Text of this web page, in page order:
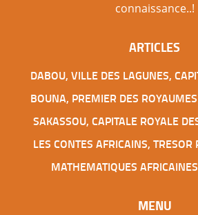
connaissance..!
ARTICLES
MATHEMATIQUES AFRICAINES
MENU